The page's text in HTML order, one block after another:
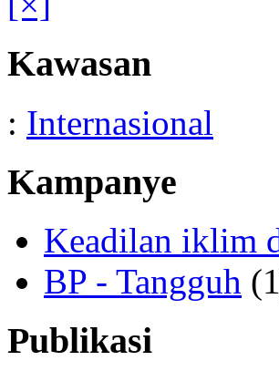
Kawasan
: Internasional
Kampanye
Keadilan iklim
BP - Tangguh
Publikasi